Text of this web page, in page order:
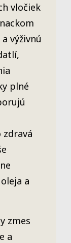
vločiek
výživnú
plné
a
zmes
a